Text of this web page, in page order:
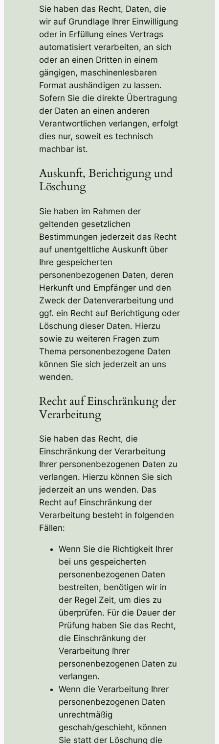
Sie haben das Recht, Daten, die
wir auf Grundlage Ihrer Einwilligung
oder in Erfüllung eines Vertrags
automatisiert verarbeiten, an sich
oder an einen Dritten in einem
gängigen, maschinenlesbaren
Format aushändigen zu lassen.
Sofern Sie die direkte Übertragung
der Daten an einen anderen
Verantwortlichen verlangen, erfolgt
dies nur, soweit es technisch
machbar ist.
Auskunft, Berichtigung und
Löschung
Sie haben im Rahmen der
geltenden gesetzlichen
Bestimmungen jederzeit das Recht
auf unentgeltliche Auskunft über
Ihre gespeicherten
personenbezogenen Daten, deren
Herkunft und Empfänger und den
Zweck der Datenverarbeitung und
ggf. ein Recht auf Berichtigung oder
Löschung dieser Daten. Hierzu
sowie zu weiteren Fragen zum
Thema personenbezogene Daten
können Sie sich jederzeit an uns
wenden.
Recht auf Einschränkung der
Verarbeitung
Sie haben das Recht, die
Einschränkung der Verarbeitung
Ihrer personenbezogenen Daten zu
verlangen. Hierzu können Sie sich
jederzeit an uns wenden. Das
Recht auf Einschränkung der
Verarbeitung besteht in folgenden
Fällen:
Wenn Sie die Richtigkeit Ihrer
bei uns gespeicherten
personenbezogenen Daten
bestreiten, benötigen wir in
der Regel Zeit, um dies zu
überprüfen. Für die Dauer der
Prüfung haben Sie das Recht,
die Einschränkung der
Verarbeitung Ihrer
personenbezogenen Daten zu
verlangen.
Wenn die Verarbeitung Ihrer
personenbezogenen Daten
unrechtmäßig
geschah/geschieht, können
Sie statt der Löschung die